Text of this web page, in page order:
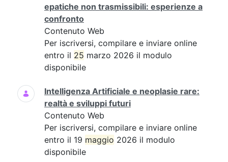
epatiche non trasmissibili: esperienze a
confronto
Contenuto Web
Per iscriversi, compilare e inviare online
entro il 25 marzo 2026 il modulo
disponibile
Intelligenza Artificiale e neoplasie rare:
realtà e sviluppi futuri
Contenuto Web
Per iscriversi, compilare e inviare online
entro il 19 maggio 2026 il modulo
disponibile